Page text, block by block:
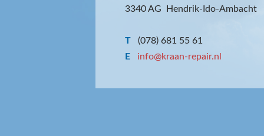
3340 AG Hendrik-Ido-Ambacht
T
(078) 681 55 61
E
info@kraan-repair.nl